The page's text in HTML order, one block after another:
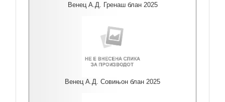
Венец А.Д. Гренаш блан 2025
Венец А.Д. Совињон блан 2025